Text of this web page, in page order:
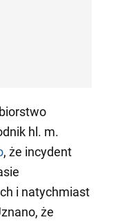
hl. m.
, że incydent
i natychmiast
że